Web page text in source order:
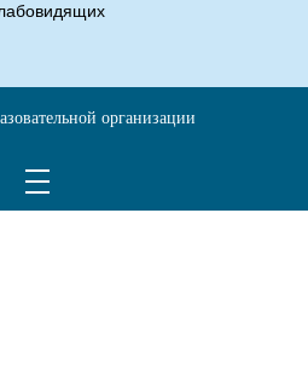
организации